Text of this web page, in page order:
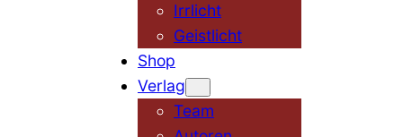
Irrlicht
Geistlicht
Shop
Verlag
Team